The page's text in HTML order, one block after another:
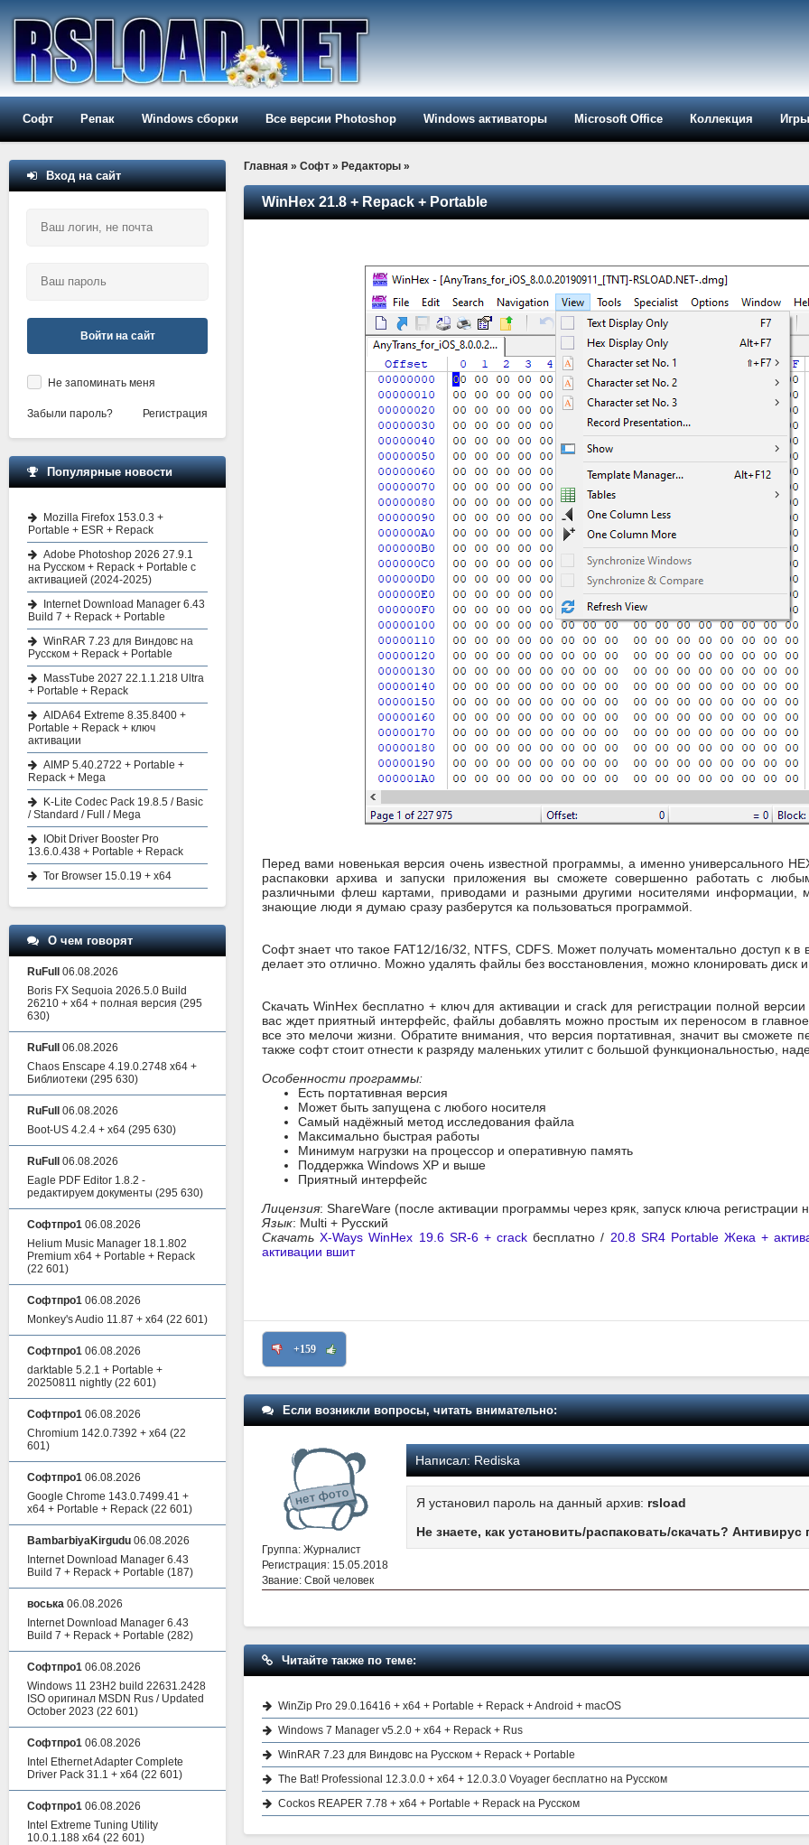
Софт Репак Windows сборки Все версии Photoshop Windows активаторы Microsoft Office Коллекция Игры
Главная » Софт » Редакторы »
WinHex 21.8 + Repack + Portable
Перед вами новенькая версия очень известной программы, а именно универсального
распаковки архива и запуски приложения вы сможете совершенно работать с
различными флеш картами, приводами и разными другими носителями информации,
знающие люди я думаю сразу разберутся ка пользоваться программой.
Софт знает что такое FAT12/16/32, NTFS, CDFS. Может получать моментально доступ к
делает это отлично. Можно удалять файлы без восстановления, можно клонировать диск
Скачать WinHex бесплатно + ключ для активации и crack для регистрации полной
вас ждет приятный интерфейс, файлы добавлять можно простым их переносом в
все это мелочи жизни. Обратите внимания, что версия портативная, значит вы сможете
также софт стоит отнести к разряду маленьких утилит с большой функциональностью,
Особенности программы:
Есть портативная версия
Может быть запущена с любого носителя
Самый надёжный метод исследования файла
Максимально быстрая работы
Минимум нагрузки на процессор и оперативную память
Поддержка Windows XP и выше
Приятный интерфейс
Лицензия: ShareWare (после активации программы через кряк, запуск ключа регистрации
Язык: Multi + Русский
СкачатьX-Ways WinHex 19.6 SR-6 + crack бесплатно / 20.8 SR4 Portable Жека +
активации вшит
+159
Если возникли вопросы, читать внимательно:
Группа: Журналист
Регистрация: 15.05.2018
Звание: Свой человек
Написал:Rediska
Я установил пароль на данный архив: rsload
Не знаете, как установить/распаковать/скачать?
Читайте также по теме:
WinZip Pro 29.0.16416 + x64 + Portable + Repack + Android + macOS
Windows 7 Manager v5.2.0 + x64 + Repack + Rus
WinRAR 7.23 для Виндовс на Русском + Repack + Portable
The Bat! Professional 12.3.0.0 + x64 + 12.0.3.0 Voyager бесплатно на Русском
Cockos REAPER 7.78 + x64 + Portable + Repack на Русском
Вход на сайт
Войти на сайт
Не запоминать меня
Забыли пароль? Регистрация
Популярные новости
Mozilla Firefox 153.0.3 +
Portable + ESR + Repack
Adobe Photoshop 2026 27.9.1
на Русском + Repack + Portable с
активацией (2024-2025)
Internet Download Manager 6.43
Build 7 + Repack + Portable
WinRAR 7.23 для Виндовс на
Русском + Repack + Portable
MassTube 2027 22.1.1.218 Ultra
+ Portable + Repack
AIDA64 Extreme 8.35.8400 +
Portable + Repack + ключ
активации
AIMP 5.40.2722 + Portable +
Repack + Mega
K-Lite Codec Pack 19.8.5 / Basic
/ Standard / Full / Mega
IObit Driver Booster Pro
13.6.0.438 + Portable + Repack
Tor Browser 15.0.19 + x64
О чем говорят
RuFull
06.08.2026
Boris FX Sequoia 2026.5.0 Build
26210 + x64 + полная версия (295
630)
RuFull
06.08.2026
Chaos Enscape 4.19.0.2748 x64 +
Библиотеки (295 630)
RuFull
06.08.2026
Boot-US 4.2.4 + x64 (295 630)
RuFull
06.08.2026
Eagle PDF Editor 1.8.2 -
редактируем документы (295 630)
Софтпро1 06.08.2026
Helium Music Manager 18.1.802
Premium x64 + Portable + Repack
(22 601)
Софтпро1 06.08.2026
Monkey's Audio 11.87 + x64 (22 601)
Софтпро1 06.08.2026
darktable 5.2.1 + Portable +
20250811 nightly (22 601)
Софтпро1 06.08.2026
Chromium 142.0.7392 + x64 (22
601)
Софтпро1 06.08.2026
Google Chrome 143.0.7499.41 +
x64 + Portable + Repack (22 601)
BambarbiyaKirgudu 06.08.2026
Internet Download Manager 6.43
Build 7 + Repack + Portable (187)
воська 06.08.2026
Internet Download Manager 6.43
Build 7 + Repack + Portable (282)
Софтпро1 06.08.2026
Windows 11 23H2 build 22631.2428
ISO оригинал MSDN Rus / Updated
October 2023 (22 601)
Софтпро1 06.08.2026
Intel Ethernet Adapter Complete
Driver Pack 31.1 + x64 (22 601)
Софтпро1 06.08.2026
Intel Extreme Tuning Utility
10.0.1.188 x64 (22 601)